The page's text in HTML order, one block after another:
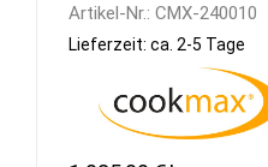
Artikel-Nr.: CMX-240010
Lieferzeit: ca. 2-5 Tage